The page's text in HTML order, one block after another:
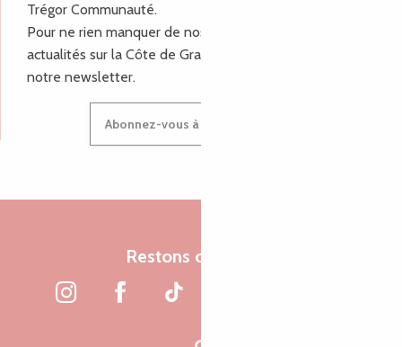
Trégor Communauté.
Pour ne rien manquer de nos bons plans et nos
actualités sur la Côte de Granit Rose, inscrivez-vous à
notre newsletter.
Abonnez-vous à notre newsletter
Restons connectés